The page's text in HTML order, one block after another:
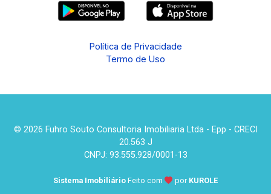
Política de Privacidade
Termo de Uso
© 2026 Fuhro Souto Consultoria Imobiliaria Ltda - Epp - CRECI
20.563 J
CNPJ: 93.555.928/0001-13
Sistema Imobiliário Feito com por KUROLE